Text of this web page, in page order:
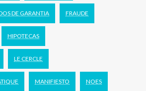
DE GARANTIA FRAUDE
HIPOTECAS
LE CERCLE
MANIFIESTO NOES